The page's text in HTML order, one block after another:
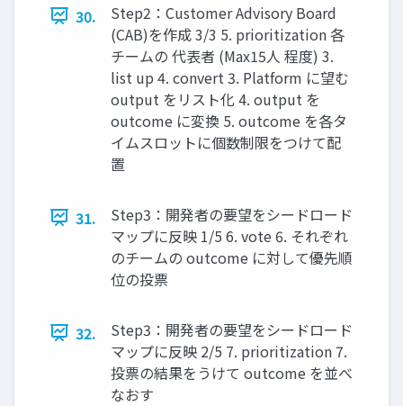
30.
Step2：Customer Advisory Board
(CAB)を作成 3/3 5. prioritization 各
チームの 代表者 (Max15人 程度) 3.
list up 4. convert 3. Platform に望む
output をリスト化 4. output を
outcome に変換 5. outcome を各タ
イムスロットに個数制限をつけて配
置
31.
Step3：開発者の要望をシードロード
マップに反映 1/5 6. vote 6. それぞれ
のチームの outcome に対して優先順
位の投票
32.
Step3：開発者の要望をシードロード
マップに反映 2/5 7. prioritization 7.
投票の結果をうけて outcome を並べ
なおす